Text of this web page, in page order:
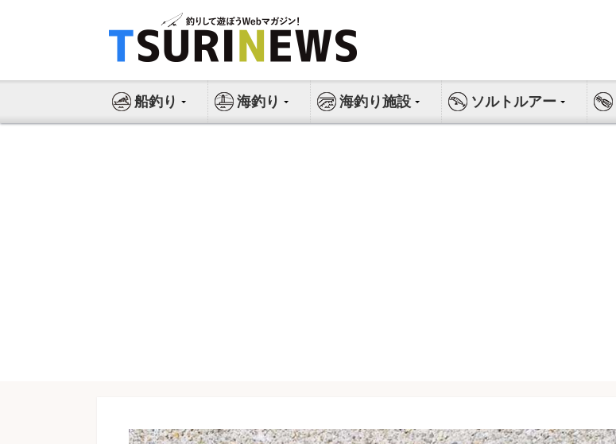
ス
船釣り 海釣り 海釣り施設 ソルトルアー